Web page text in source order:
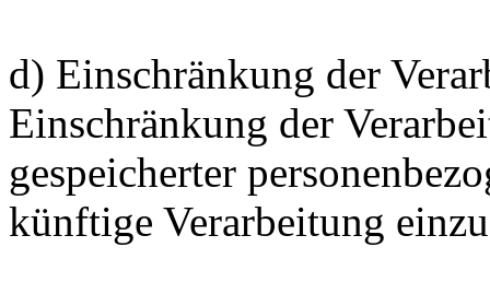
d) Einschränkung der
Einschränkung der
gespeicherter
künftige Verarbeitung